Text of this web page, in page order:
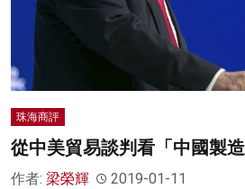
珠海商評
從中美貿易談判看「中國製造
作者: 梁榮輝 2019-01-11